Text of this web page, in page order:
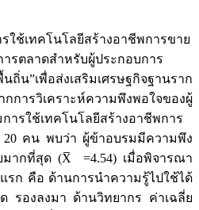
ใช้เทคโนโลยีสร้างอาชีพการขาย
รตลาดสำหรับผู้ประกอบการ
น”เพื่อส่งเสริมเศรษฐกิจฐานราก
รวิเคราะห์ความพึงพอใจของผู้
ารใช้เทคโนโลยีสร้างอาชีพการ
คน พบว่า ผู้ข้าอบรมมีความพึง
มากที่สุด (X̅ =4.54) เมื่อพิจารณา
รก คือ ด้านการนำความรู้ไปใช้ได้
รองลงมา ด้านวิทยากร ค่าเฉลี่ย